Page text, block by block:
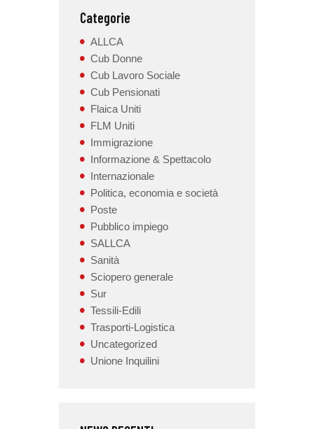
Categorie
ALLCA
Cub Donne
Cub Lavoro Sociale
Cub Pensionati
Flaica Uniti
FLM Uniti
Immigrazione
Informazione & Spettacolo
Internazionale
Politica, economia e società
Poste
Pubblico impiego
SALLCA
Sanità
Sciopero generale
Sur
Tessili-Edili
Trasporti-Logistica
Uncategorized
Unione Inquilini